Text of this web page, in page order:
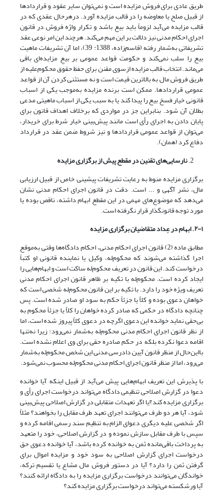
طریق عادی برای فروش مزایده است و نمی‌توان سایر عقود و قراردادها
از قبیل صلح یا معاوضه را در قالب مزایده آورد. در‌هر‌حال عقدی که در
قالب مزایده می‌آید لزوماً باید بیع باشد و تکرار واژه فروش در قانون
اجرای احکام مدنی نیز دلالت بر این مهم می‌کند. هرچند این امر نوعی عقد
تشریفاتی به‌شمار رفته (قاسم‌زاده، 1388: 39)، اما آن تشریفات ماهیت
بیع را سلب نمی‌کند و حکومت قواعد عمومی بر بیعِ مزایده‌ای باقی
می‌ماند. انتخاب قالب مزایده ازسوی مقنن برای حفظ حقوق محکوم‌علیه از
طریق فروش مال به بالاترین قیمت است و نه مستثنی کردن آن از قواعد
عمومی قراردادها. ممکن است برنده مزایده به‌موجب یکی از اسباب
قانونی خیار فسخ بیع را پیدا کند یا به سبب یکی از اسباب ماهیتی مدعی
بطلان آن شود. بنابراین جز در مواردی که برخلاف اهداف قانون برای
پایان دادن به اجرای رأی است مانند پیش‌بینی خیار شرط برای خریدار،
می‌توان از قواعد عمومی قراردادها و نیز شروط ضمن عقد در قرارداد
دفاع کرد (همان).
نارساییهای تقنین در مقطع پیش از برگزاری مزایده
برگزاری مزایده منوط به رعایت تشریفات پیشینی خاص از قبیل ارزیابی
مال، نشر آگهی و ... است. دقت در قانون اجرای احکام مدنی نشان‌
می‌دهد که موضوع‌های مهمی در این مقطع ابهام داشته، ناقص بوده یا
مورد توجه قانونگذار قرار نگرفته‌ است.
۲-۱. ابهام در عِداد متقاضیان برگزاری مزایده
مطابق ماده (2) قانون اجرای احکام مدنی، احکام دادگاه‌ها وقتی به‌موقع
اجرا گذاشته می‌شوند که محکوم‌له، وکیل یا نماینده قانونی او کتباً
درخواست کند. این قانون در تعریف محکوم‌له ساکت است و ابهام‌هایی را
ایجاد کرده است. محکوم‌له با تکیه بر ظاهر قانون اجرای احکام مدنی
تعریف ویژه خود را دارد. با تکیه‌ بر این قانون محکوم‌له شخصی است که
خواهان دعوی بوده و کلاً یا جزئاً حکم به سود او صادر شده‌ است. پس
چنانچه دادگاه در حکمی که صادر کرده خواهان را کلاً یا جزئاً محکوم‌ به
بی‌حقی نماید خوانده این دعوی اگرچه در دعوی کلاً پیروز شده‌ است، اما
از نظر قانون اجرای احکام مدنی محکوم‌له به‌شمار نمی‌رود؛ زیرا نه‌تنها
اقامه دعوا نکرده بلکه در حکم صادره حقی برای وی اعلام نشده است.
با‌این‌حال از منظر قانون آیین دادرسی مدنی این شخص محکوم‌له به‌شمار
می‌رود، اما از منظر قانون اجرای احکام مدنی محکوم‌له محسوب نمی‌‌شود.
با پذیرش این تعریف ابهام‌هایی پیش می‌آید از قبیل اینکه آیا خوانده
دعوا در گزارش اصلاحی تنظیمی دادگاه می‌تواند درخواست اجرای رأی و
برگزاری مزایده کند؟یا اگر تعهدات متقابلی در گزارش اصلاحی پیش‌بینی
شود، آیا هر دو طرف می‌توانند اجرای تعهد طرف مقابل را بخواهند؟ مثلاً
اگر شخصی علیه دیگری دعوای الزام به تنظیم سند رسمی اقامه کرده و
سپس با طرف مقابل سازش نموده و در گزارش اصلاحی، خود را متعهد
به پرداخت باقی‌مانده ثمن به خوانده کرده باشد، آیا خوانده دعوی حق
درخواست اجرای گزارش اصلاحی به سود خود و مزایده اموال برای
گرفتن ثمن را دارد؟ آیا در دستور فروش مال مشاع یا تقسیم ترکه،
خواندگان می‌توانند درخواست برگزاری مزایده را به دادگاه ارائه کنند؟
آیا ورشکسته می‌تواند درخواست برگزاری مزایده کند؟